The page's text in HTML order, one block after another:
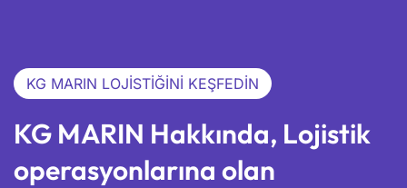
KG MARIN LOJİSTİĞİNİ KEŞFEDİN
KG MARIN Hakkında, Lojistik
operasyonlarına olan